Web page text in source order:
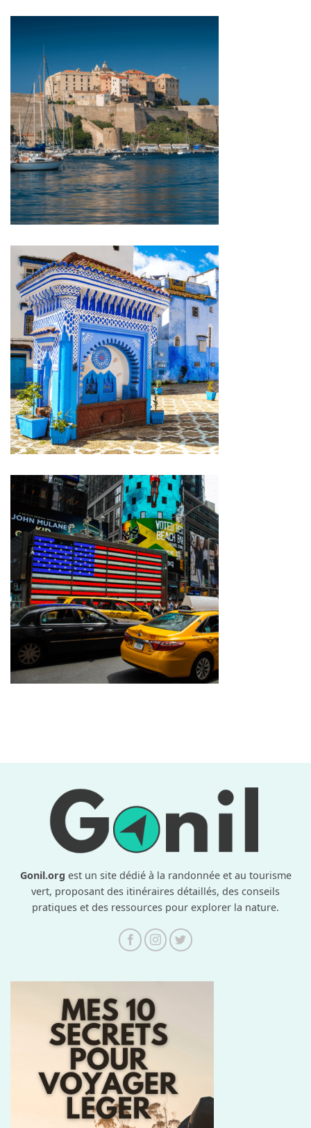
Gonil.org est un site dédié à la randonnée et au tourisme
vert, proposant des itinéraires détaillés, des conseils
pratiques et des ressources pour explorer la nature.